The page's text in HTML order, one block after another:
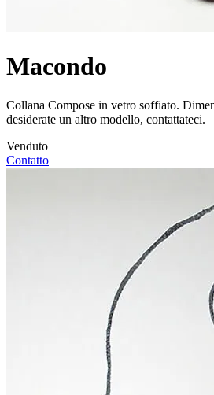
Macondo
Collana Compose in vetro soffiato.
desiderate un altro modello, contattateci.
Venduto
Contatto